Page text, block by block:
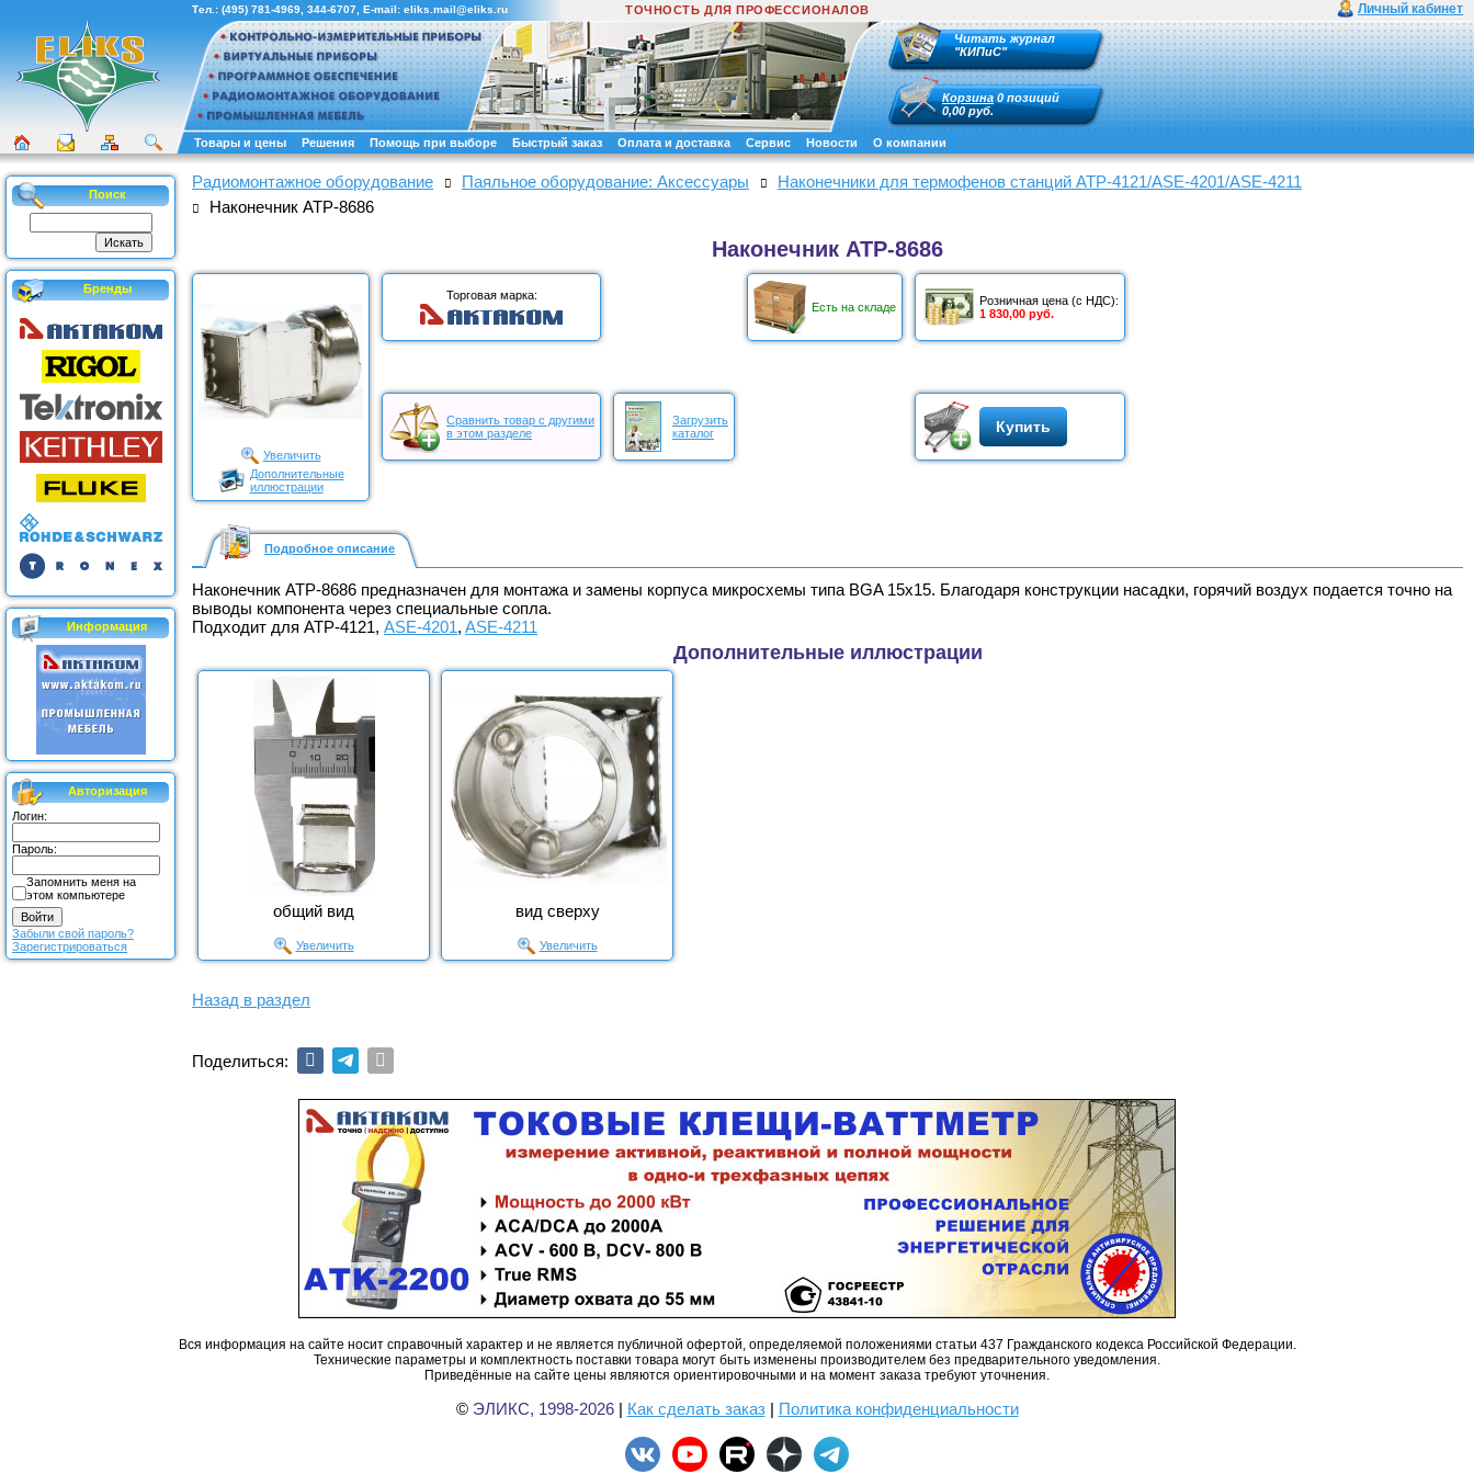
Личный кабинет
Тел.: (495) 781-4969 344-6707 , E-mail: eliks.mail@eliks.ru ТОЧНОСТЬ ДЛЯ ПРОФЕССИОНАЛОВ
Читать журнал
"КИПиС"
Корзина 0 позиций
0,00 руб.
Товары и цены Решения Помощь при выборе Быстрый заказ Оплата и доставка Сервис Новости О компании
Поиск
Бренды
Информация
Авторизация
Логин:
Пароль:
Запомнить меня на
этом компьютере
Забыли свой пароль?
Зарегистрироваться
Радиомонтажное оборудование Паяльное оборудование: Аксессуары
Наконечники для термофенов станций АТР-4121/ASE-4201/ASE-4211
Наконечник АТР-8686
Наконечник АТР-8686
Увеличить
Дополнительные
иллюстрации
Торговая марка:
Есть на складе
Розничная цена (с НДС):
1 830,00 руб.
Сравнить товар с другими
в этом разделе
Загрузить
каталог
Купить
Подробное описание
Наконечник АТР-8686 предназначен для монтажа и замены корпуса микросхемы типа BGA 15х15. Благодаря конструкции насадки, горячий воздух подается точно на
выводы компонента через специальные сопла.
Подходит для АТР-4121, ASE-4201, ASE-4211
Дополнительные иллюстрации
общий вид
Увеличить
вид сверху
Увеличить
Назад в раздел
Поделиться:
Вся информация на сайте носит справочный характер и не является публичной офертой, определяемой положениями статьи 437 Гражданского кодекса Российской Федерации.
Технические параметры и комплектность поставки товара могут быть изменены производителем без предварительного уведомления.
Приведённые на сайте цены являются ориентировочными и на момент заказа требуют уточнения.
© ЭЛИКС, 1998-2026| Как сделать заказ| Политика конфиденциальности